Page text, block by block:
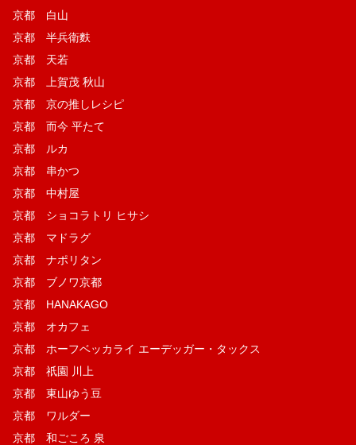
京都 白山
京都 半兵衛麩
京都 天若
京都 上賀茂 秋山
京都 京の推しレシピ
京都 而今 平たて
京都 ルカ
京都 串かつ
京都 中村屋
京都 ショコラトリ ヒサシ
京都 マドラグ
京都 ナポリタン
京都 ブノワ京都
京都 HANAKAGO
京都 オカフェ
京都 ホーフベッカライ エーデッガー・タックス
京都 祇園 川上
京都 東山ゆう豆
京都 ワルダー
京都 和ごころ 泉